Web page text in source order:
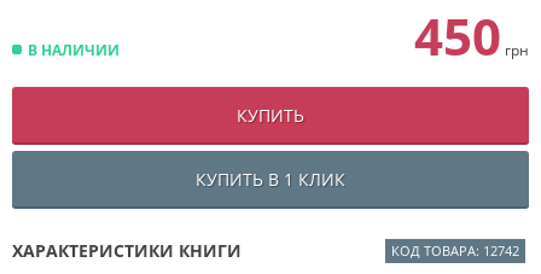
В НАЛИЧИИ 450 грн
КУПИТЬ
КУПИТЬ В 1 КЛИК
ХАРАКТЕРИСТИКИ КНИГИ КОД ТОВАРА: 12742